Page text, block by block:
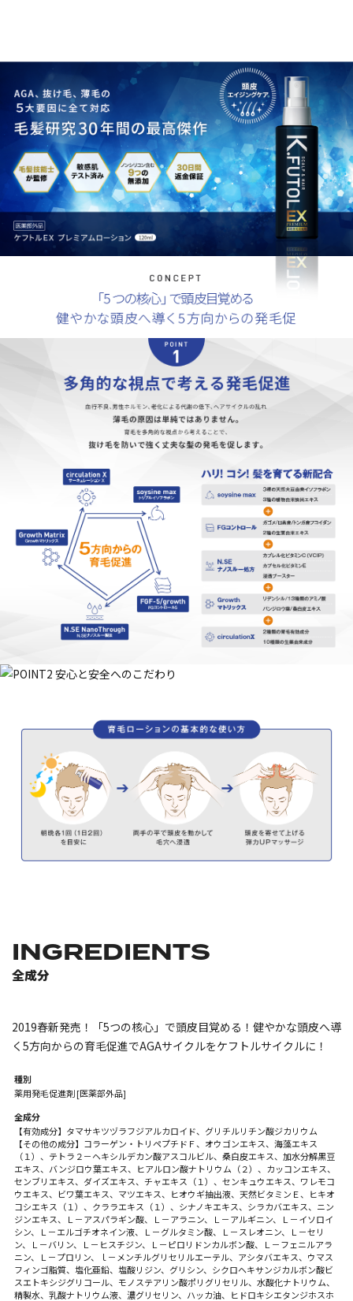
INGREDIENTS
全成分
2019春新発売！「5つの核心」で頭皮目覚める！健やかな頭皮へ導
く5方向からの育毛促進でAGAサイクルをケフトルサイクルに！
種別
薬用発毛促進剤 [医薬部外品]
全成分
【有効成分】タマサキツヅラフジアルカロイド、グリチルリチン酸ジカリウム
【その他の成分】コラーゲン・トリペプチドＦ、オウゴンエキス、海藻エキス
（１）、テトラ２－ヘキシルデカン酸アスコルビル、桑白皮エキス、加水分解黒豆
エキス、バンジロウ葉エキス、ヒアルロン酸ナトリウム（２）、カッコンエキス、
センブリエキス、ダイズエキス、チャエキス（１）、センキュウエキス、ワレモコ
ウエキス、ビワ葉エキス、マツエキス、ヒオウギ抽出液、天然ビタミンＥ、ヒキオ
コシエキス（１）、クララエキス（１）、シナノキエキス、シラカバエキス、ニン
ジンエキス、Ｌ－アスパラギン酸、Ｌ－アラニン、Ｌ－アルギニン、Ｌ－イソロイ
シン、Ｌ－エルゴチオネイン液、Ｌ－グルタミン酸、Ｌ－スレオニン、Ｌ－セリ
ン、Ｌ－バリン、Ｌ－ヒスチジン、Ｌ－ピロリドンカルボン酸、Ｌ－フェニルアラ
ニン、Ｌ－プロリン、ｌ－メンチルグリセリルエーテル、アシタバエキス、ウマス
フィンゴ脂質、塩化亜鉛、塩酸リジン、グリシン、シクロヘキサンジカルボン酸ビ
スエトキシジグリコール、モノステアリン酸ポリグリセリル、水酸化ナトリウム、
精製水、乳酸ナトリウム液、濃グリセリン、ハッカ油、ヒドロキシエタンジホスホ